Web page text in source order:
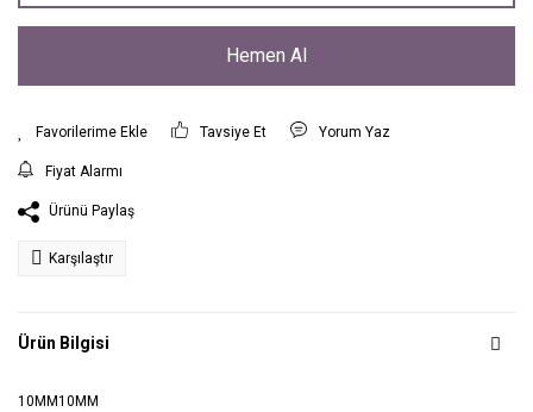
Hemen Al
Tavsiye Et Yorum Yaz
Fiyat Alarmı
Ürünü Paylaş
Karşılaştır
Ürün Bilgisi
10MM10MM